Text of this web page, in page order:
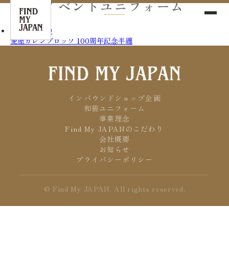
イベントユニフォーム
2026/05/29
菱屋カレンブロッソ 100周年記念半纏
インバウンドショップ企画
和装ユニフォーム
事業理念
Find My JAPANのこだわり
会社概要
お知らせ
プライバシーポリシー
© Find My JAPAN. All rights reserved.